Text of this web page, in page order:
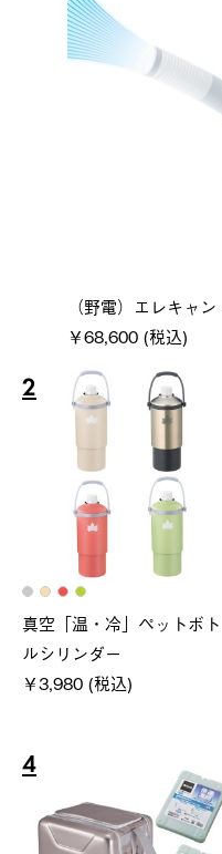
（野電）エレキャ
￥68,600 (税込)
2
真空「温・冷」ペットボト
ルシリンダー
￥3,980 (税込)
4